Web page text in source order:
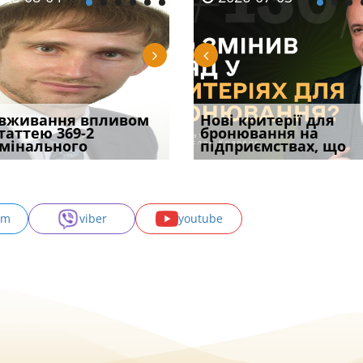
встановив для
шкоди
Документи, на яких не
проставляється
апостиль: пер
впливом
369-2
Переоформлення
відстрочки за іншою
підставою: нов
з юристів замінить
а хто зароблятиме
Нові критерії для
бронювання на
підприємствах, що
Восьмий ААС
підтвердив, що
може скас
viber youtube